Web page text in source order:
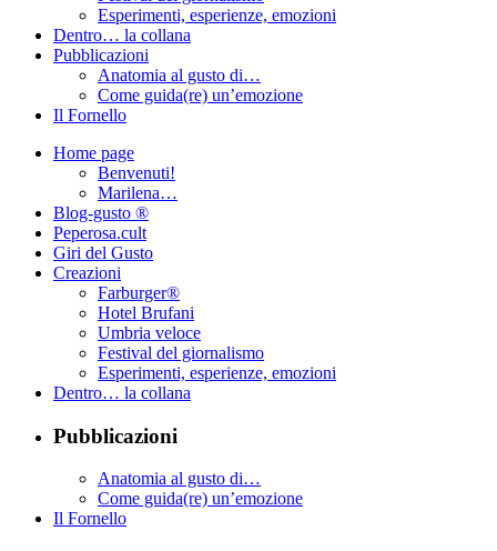
Esperimenti, esperienze, emozioni
Dentro… la collana
Pubblicazioni
Anatomia al gusto di…
Come guida(re) un’emozione
Il Fornello
Home page
Benvenuti!
Marilena…
Blog-gusto ®
Peperosa.cult
Giri del Gusto
Creazioni
Farburger®
Hotel Brufani
Umbria veloce
Festival del giornalismo
Esperimenti, esperienze, emozioni
Dentro… la collana
Pubblicazioni
Anatomia al gusto di…
Come guida(re) un’emozione
Il Fornello